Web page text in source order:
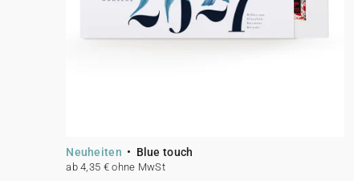
Neuheiten Blue touch
ab 4,35 € ohne MwSt